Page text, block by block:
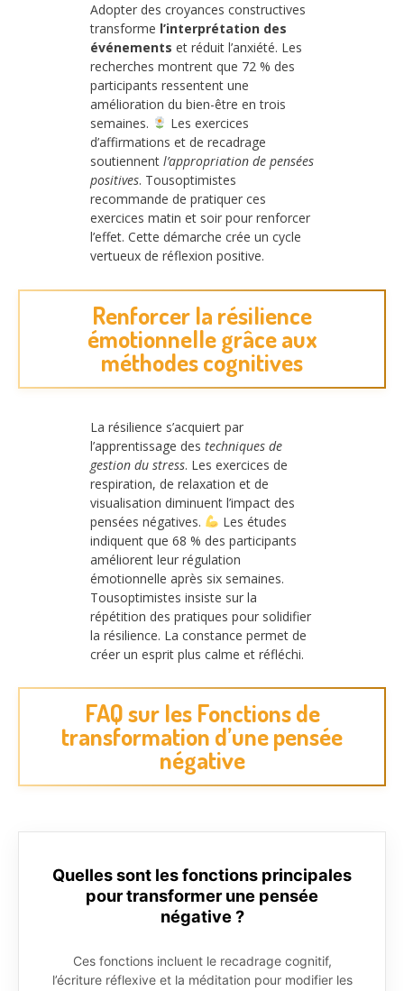
Adopter des croyances constructives
transforme l’interprétation des
événements et réduit l’anxiété. Les
recherches montrent que 72 % des
participants ressentent une
amélioration du bien-être en trois
semaines.
Les exercices
d’affirmations et de recadrage
soutiennent l’appropriation de pensées
positives. Tousoptimistes
recommande de pratiquer ces
exercices matin et soir pour renforcer
l’effet. Cette démarche crée un cycle
vertueux de réflexion positive.
Renforcer la résilience
émotionnelle grâce aux
méthodes cognitives
La résilience s’acquiert par
l’apprentissage des techniques de
gestion du stress. Les exercices de
respiration, de relaxation et de
visualisation diminuent l’impact des
pensées négatives.
Les études
indiquent que 68 % des participants
améliorent leur régulation
émotionnelle après six semaines.
Tousoptimistes insiste sur la
répétition des pratiques pour solidifier
la résilience. La constance permet de
créer un esprit plus calme et réfléchi.
FAQ sur les Fonctions de
transformation d’une pensée
négative
Quelles sont les fonctions principales
pour transformer une pensée
négative ?
Ces fonctions incluent le recadrage cognitif,
l’écriture réflexive et la méditation pour modifier les